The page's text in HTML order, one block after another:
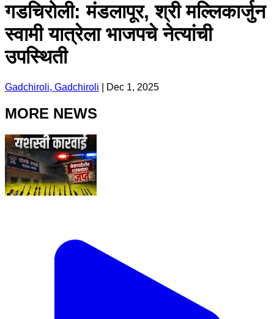
गडचिरोली: मंडलापूर, श्री मल्लिकार्जुन
स्वामी यात्रेला भाजपचे नेत्यांची
उपस्थिती
Gadchiroli, Gadchiroli Dec 1, 2025
MORE NEWS